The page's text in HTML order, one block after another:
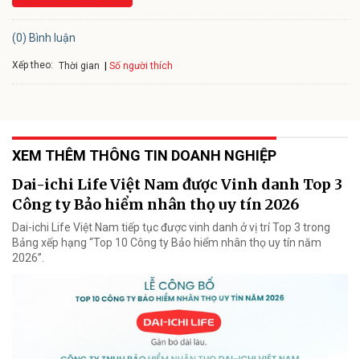
(0) Bình luận
Xếp theo: Thời gian Số người thích
XEM THÊM THÔNG TIN DOANH NGHIỆP
Dai-ichi Life Việt Nam được Vinh danh Top 3
Công ty Bảo hiểm nhân thọ uy tín 2026
Dai-ichi Life Việt Nam tiếp tục được vinh danh ở vị trí Top 3 trong
Bảng xếp hạng “Top 10 Công ty Bảo hiểm nhân thọ uy tín năm
2026”.